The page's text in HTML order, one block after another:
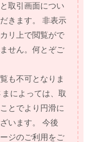
取引画面につい
きます。 非表示
リ上で閲覧がで
せん。何とぞご
も不可となりま
によっては、取
とでより円滑に
います。 今後
ジのご利用をご